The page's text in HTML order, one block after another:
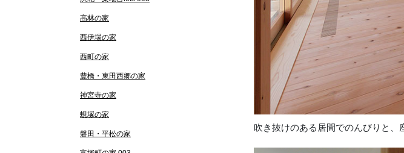
吹き抜けのある居間でのんびりと、
高林の家
西伊場の家
西町の家
豊橋・東田西郷の家
神宮寺の家
蜆塚の家
磐田・平松の家